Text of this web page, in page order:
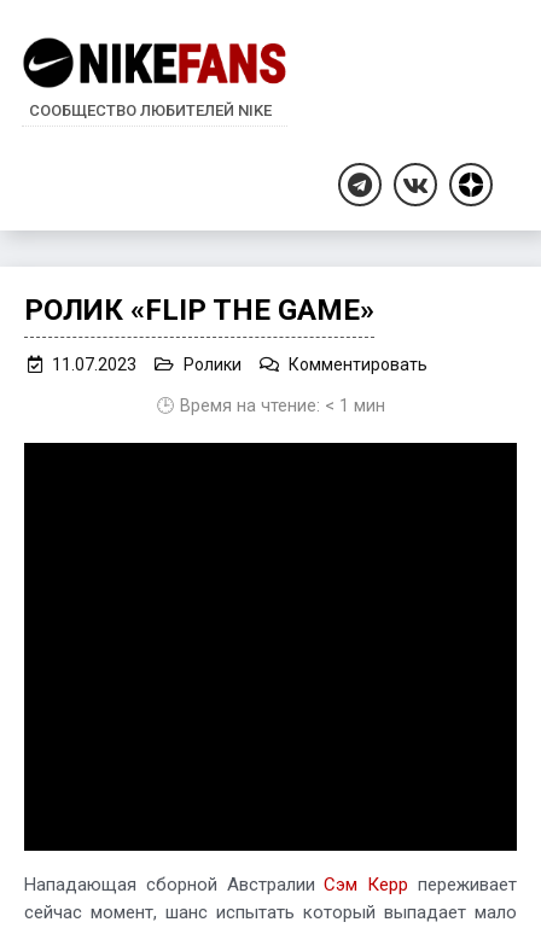
СООБЩЕСТВО ЛЮБИТЕЛЕЙ NIKE
TelegramВКонтакте
Дзен
РОЛИК «FLIP THE GAME»
11.07.2023 Ролики Комментировать
🕒 Время на чтение: < 1 мин
Нападающая сборной АвстралииСэм Керр переживает
сейчас момент, шанс испытать который выпадает мало